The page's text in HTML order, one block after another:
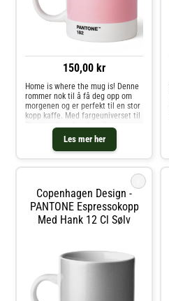
150,00 kr
Les mer her
Home is where the mug is! Denne
rommer nok til å få deg opp om
morgenen og er perfekt til en stor
kopp kaffe. Med fargeuniverset til
Pantone kan du velge din
personlige farge til
favorittkoppen. Hver kopp er i
fineste benporselen.
Copenhagen Design -
PANTONE Espressokopp
Med Hank 12 Cl Sølv